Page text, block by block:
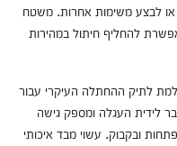
או לבצע משימות אחרות. משטח
להחליף חיתול במהירות
לתיק ההחתלה העיקרי עבור
לידית העגלה ומספק גישה
ובקבוק. עשוי מבד איכותי